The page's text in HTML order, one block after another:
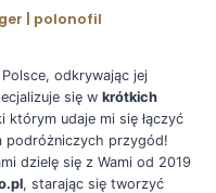
| polonofil
odkrywając jej
się w krótkich
którym udaje mi się łączyć
podróżniczych przygód!
dzielę się z Wami od 2019
, starając się tworzyć